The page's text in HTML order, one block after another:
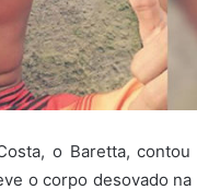
o Baretta,
o corpo desovado na